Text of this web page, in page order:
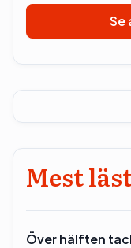
Se
Mest
Över hälften